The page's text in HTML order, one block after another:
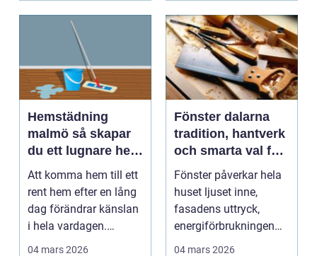
Hemstädning
malmö så skapar
du ett lugnare hem
i vardagen
Att komma hem till ett
rent hem efter en lång
dag förändrar känslan
i hela vardagen.
Många som bor i...
04 mars 2026
Fönster dalarna
tradition, hantverk
och smarta val för
huset
Fönster påverkar hela
huset ljuset inne,
fasadens uttryck,
energiförbrukningen
och hur skönt du har...
04 mars 2026